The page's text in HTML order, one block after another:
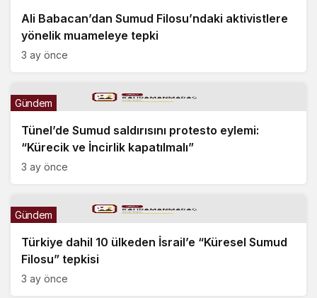
Ali Babacan’dan Sumud Filosu’ndaki aktivistlere
yönelik muameleye tepki
3 ay önce
Tünel’de Sumud saldırısını protesto eylemi:
“Kürecik ve İncirlik kapatılmalı”
Gündem
3 ay önce
Türkiye dahil 10 ülkeden İsrail’e “Küresel Sumud
Filosu” tepkisi
Gündem
3 ay önce